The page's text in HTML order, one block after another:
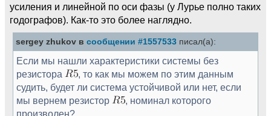
усиления и линейной по оси фазы (у Лурье полно таких
годографов). Как-то это более наглядно.
sergey zhukov в сообщении #1557533 писал(а):
Если мы нашли характеристики системы без
резистора
, то как мы можем по этим данным
судить, будет ли система устойчивой или нет, если
мы вернем резистор
, номинал которого
произволен?